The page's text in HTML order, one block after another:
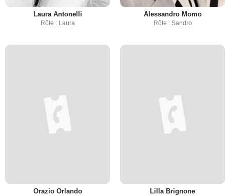
Laura Antonelli
Rôle : Laura
Alessandro Momo
Rôle : Sandro
Orazio Orlando Lilla Brignone